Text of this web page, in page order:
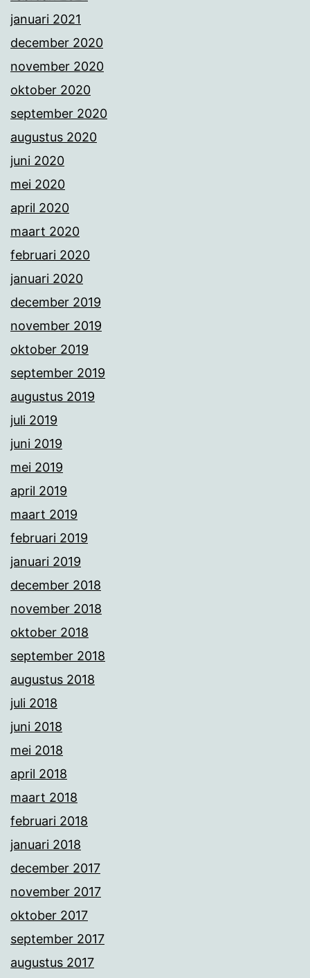
januari 2021
december 2020
november 2020
oktober 2020
september 2020
augustus 2020
juni 2020
mei 2020
april 2020
maart 2020
februari 2020
januari 2020
december 2019
november 2019
oktober 2019
september 2019
augustus 2019
juli 2019
juni 2019
mei 2019
april 2019
maart 2019
februari 2019
januari 2019
december 2018
november 2018
oktober 2018
september 2018
augustus 2018
juli 2018
juni 2018
mei 2018
april 2018
maart 2018
februari 2018
januari 2018
december 2017
november 2017
oktober 2017
september 2017
augustus 2017